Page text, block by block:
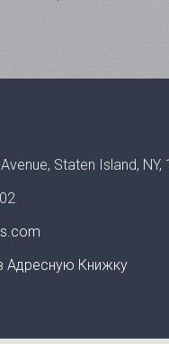
Staten Island, NY,
Адресную Книжку